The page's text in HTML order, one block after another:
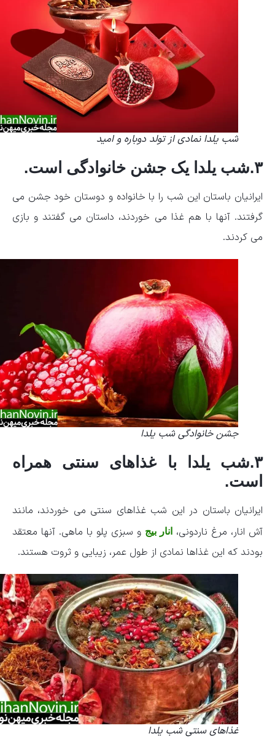
شب یلدا نمادی از تولد دوباره و امید
ایرانیان باستان این شب را با خانواده و دوستان خود جشن می
گرفتند. آنها با هم غذا می خوردند، داستان می گفتند و بازی
می کردند.
جشن خانوادگی شب یلدا
۳.شب یلدا با غذاهای سنتی همراه
است.
ایرانیان باستان در این شب غذاهای سنتی می خوردند، مانند
آش انار، مرغ ناردونی،انار بیج و سبزی پلو با ماهی. آنها معتقد
بودند که این غذاها نمادی از طول عمر، زیبایی و ثروت هستند.
غذاهای سنتی شب یلدا